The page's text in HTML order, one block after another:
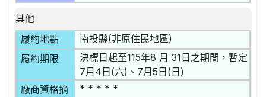
其他
履約地點
南投縣(非原住民地區)
履約期限
決標日起至115年8 月 31日之期間，暫定
7月4日(六)、7月5日(日)
廠商資格摘
* * * * *